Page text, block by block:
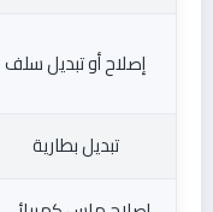
إصلاح أو تبديل سلف
تبديل بطارية